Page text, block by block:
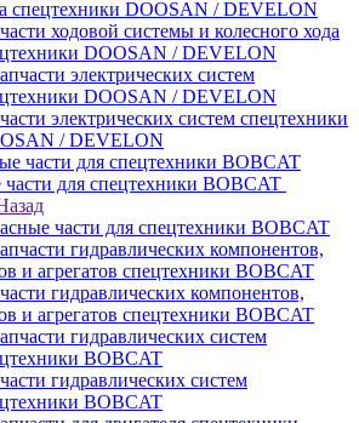
ходовой системы и колесного хода
DOOSAN / DEVELON
электрических систем спецтехники
/ DEVELON
части для спецтехники BOBCAT
части для спецтехники BOBCAT
гидравлических компонентов,
и агрегатов спецтехники BOBCAT
гидравлических систем
BOBCAT